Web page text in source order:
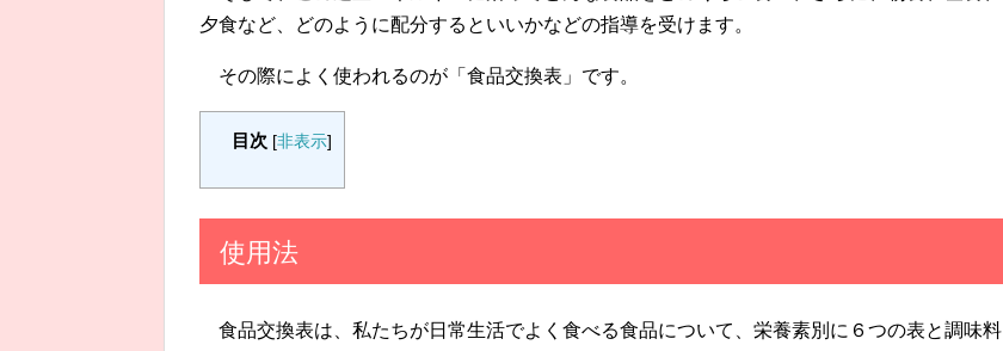
夕食など、どのように配分するといいかなどの指導を受けます。
その際によく使われるのが「食品交換表」です。
目次 [非表示]
使用法
食品交換表は、私たちが日常生活でよく食べる食品について、栄養素別に６つの表と調味料